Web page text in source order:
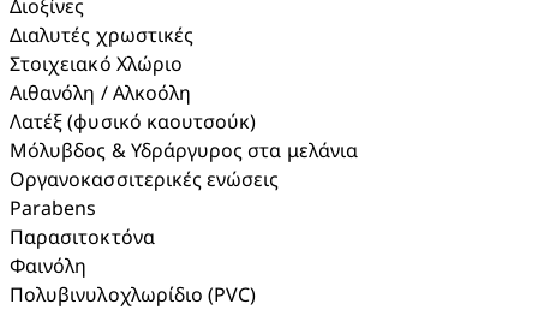
Διοξίνες
Διαλυτές χρωστικές
Στοιχειακό Χλώριο
Αιθανόλη / Αλκοόλη
Λατέξ (φυσικό καουτσούκ)
Μόλυβδος & Υδράργυρος στα μελάνια
Οργανοκασσιτερικές ενώσεις
Parabens
Παρασιτοκτόνα
Φαινόλη
Πολυβινυλοχλωρίδιο (PVC)